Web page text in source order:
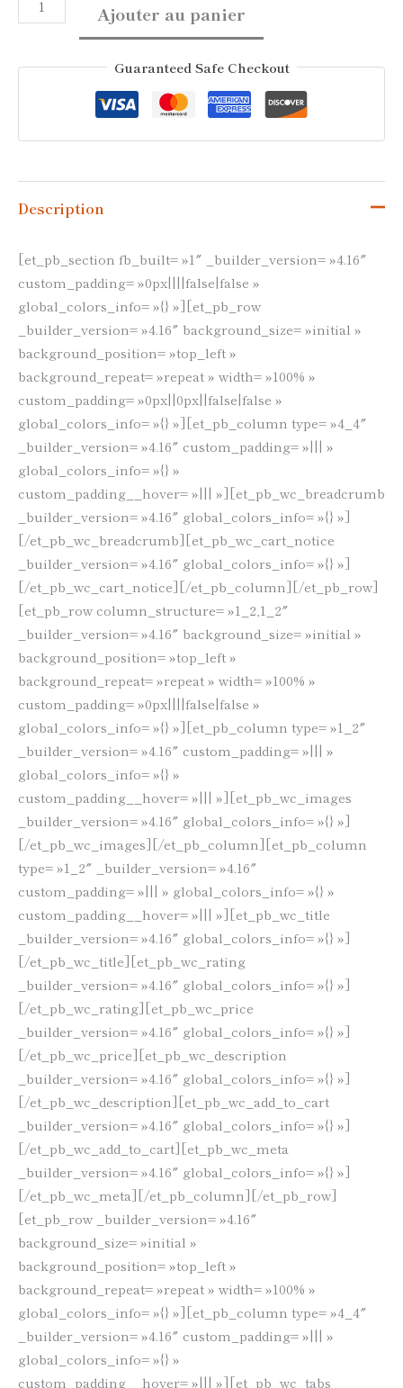
Ajouter au panier
Guaranteed Safe Checkout
Description
[et_pb_section fb_built= »1″ _builder_version= »4.16″
custom_padding= »0px||||false|false »
global_colors_info= »{} »][et_pb_row
_builder_version= »4.16″ background_size= »initial »
background_position= »top_left »
background_repeat= »repeat » width= »100% »
custom_padding= »0px||0px||false|false »
global_colors_info= »{} »][et_pb_column type= »4_4″
_builder_version= »4.16″ custom_padding= »||| »
global_colors_info= »{} »
custom_padding__hover= »||| »][et_pb_wc_breadcrumb
_builder_version= »4.16″ global_colors_info= »{} »]
[/et_pb_wc_breadcrumb][et_pb_wc_cart_notice
_builder_version= »4.16″ global_colors_info= »{} »]
[/et_pb_wc_cart_notice][/et_pb_column][/et_pb_row]
[et_pb_row column_structure= »1_2,1_2″
_builder_version= »4.16″ background_size= »initial »
background_position= »top_left »
background_repeat= »repeat » width= »100% »
custom_padding= »0px||||false|false »
global_colors_info= »{} »][et_pb_column type= »1_2″
_builder_version= »4.16″ custom_padding= »||| »
global_colors_info= »{} »
custom_padding__hover= »||| »][et_pb_wc_images
_builder_version= »4.16″ global_colors_info= »{} »]
[/et_pb_wc_images][/et_pb_column][et_pb_column
type= »1_2″ _builder_version= »4.16″
custom_padding= »||| » global_colors_info= »{} »
custom_padding__hover= »||| »][et_pb_wc_title
_builder_version= »4.16″ global_colors_info= »{} »]
[/et_pb_wc_title][et_pb_wc_rating
_builder_version= »4.16″ global_colors_info= »{} »]
[/et_pb_wc_rating][et_pb_wc_price
_builder_version= »4.16″ global_colors_info= »{} »]
[/et_pb_wc_price][et_pb_wc_description
_builder_version= »4.16″ global_colors_info= »{} »]
[/et_pb_wc_description][et_pb_wc_add_to_cart
_builder_version= »4.16″ global_colors_info= »{} »]
[/et_pb_wc_add_to_cart][et_pb_wc_meta
_builder_version= »4.16″ global_colors_info= »{} »]
[/et_pb_wc_meta][/et_pb_column][/et_pb_row]
[et_pb_row _builder_version= »4.16″
background_size= »initial »
background_position= »top_left »
background_repeat= »repeat » width= »100% »
global_colors_info= »{} »][et_pb_column type= »4_4″
_builder_version= »4.16″ custom_padding= »||| »
global_colors_info= »{} »
custom_padding__hover= »||| »][et_pb_wc_tabs